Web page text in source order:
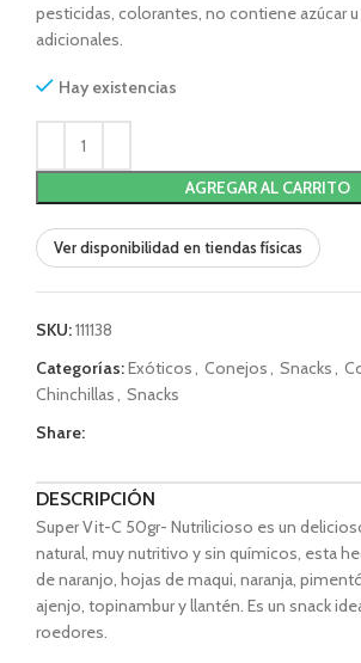
pesticidas, colorantes, no contiene azúcar
adicionales.
Hay existencias
AGREGAR AL CARRITO
Ver disponibilidad en tiendas físicas
SKU:111138
Categorías:Exóticos, Conejos, Snacks,
Chinchillas, Snacks
Share:
DESCRIPCIÓN
Super Vit-C 50gr- Nutrilicioso es un
natural, muy nutritivo y sin químicos, esta
de naranjo, hojas de maqui, naranja,
ajenjo, topinambur y llantén. Es un snack
roedores.